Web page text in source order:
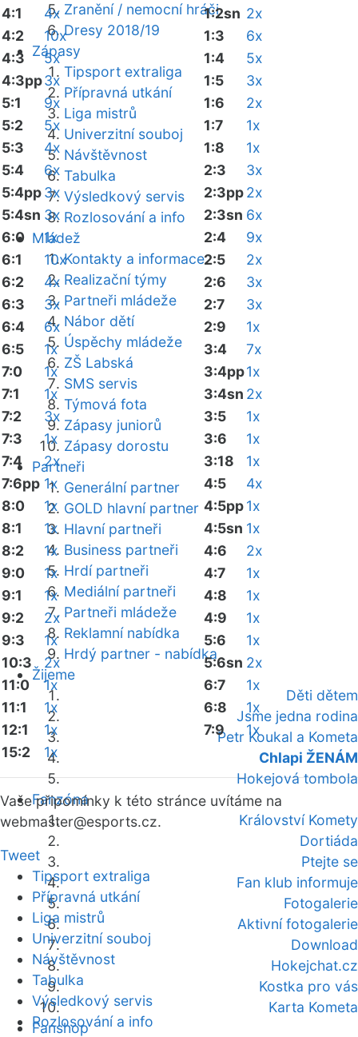
Zranění / nemocní hráči
Dresy 2018/19
Zápasy
Tipsport extraliga
Přípravná utkání
Liga mistrů
Univerzitní souboj
Návštěvnost
Tabulka
Výsledkový servis
Rozlosování a info
Mládež
Kontakty a informace
Realizační týmy
Partneři mládeže
Nábor dětí
Úspěchy mládeže
ZŠ Labská
SMS servis
Týmová fota
Zápasy juniorů
Zápasy dorostu
Partneři
Generální partner
GOLD hlavní partner
Hlavní partneři
Business partneři
Hrdí partneři
Mediální partneři
Partneři mládeže
Reklamní nabídka
Hrdý partner - nabídka
Žijeme
Děti dětem
Jsme jedna rodina
Petr Koukal a Kometa
Chlapi ŽENÁM
Hokejová tombola
Fanzóna
Království Komety
Dortiáda
Ptejte se
Fan klub informuje
Fotogalerie
Aktivní fotogalerie
Download
Hokejchat.cz
Kostka pro vás
Karta Kometa
Fanshop
4:1
4x
4:2
10x
4:3
5x
4:3pp3x
5:1
9x
5:2
5x
5:3
4x
5:4
6x
5:4pp3x
5:4sn 3x
6:0
1x
6:1
10x
6:2
4x
6:3
3x
6:4
6x
6:5
1x
7:0
1x
7:1
1x
7:2
3x
7:3
1x
7:4
2x
7:6pp 1x
8:0
1x
8:1
1x
8:2
1x
9:0
1x
9:1
1x
9:2
2x
9:3
1x
10:3
2x
11:0
1x
11:1
1x
12:1
1x
15:2
1x
1:2sn 2x
1:3
6x
1:4
5x
1:5
3x
1:6
2x
1:7
1x
1:8
1x
2:3
3x
2:3pp2x
2:3sn 6x
2:4
9x
2:5
2x
2:6
3x
2:7
3x
2:9
1x
3:4
7x
3:4pp1x
3:4sn 2x
3:5
1x
3:6
1x
3:18
1x
4:5
4x
4:5pp1x
4:5sn 1x
4:6
2x
4:7
1x
4:8
1x
4:9
1x
5:6
1x
5:6sn 2x
6:7
1x
6:8
1x
7:9
1x
Vaše připomínky k této stránce uvítáme na
webmaster@esports.cz.
Tweet
Tipsport extraliga
Přípravná utkání
Liga mistrů
Univerzitní souboj
Návštěvnost
Tabulka
Výsledkový servis
Rozlosování a info